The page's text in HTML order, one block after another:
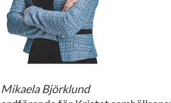
Mikaela Björklund